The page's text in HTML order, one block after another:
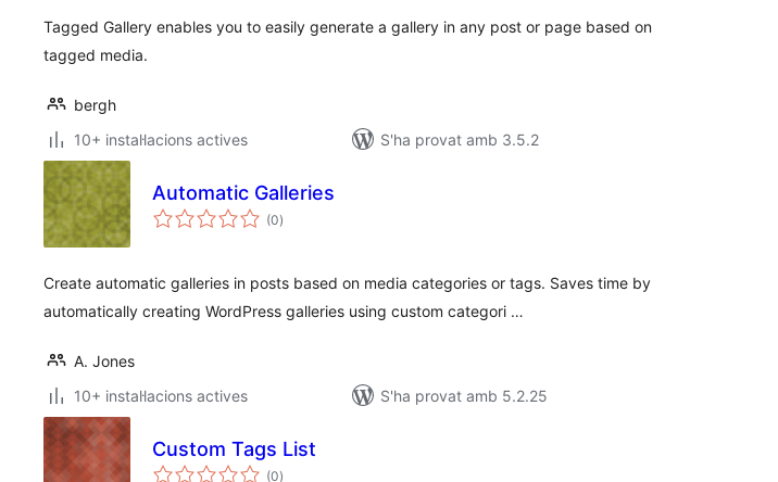
Tagged Gallery enables you to easily generate a gallery in any post or page based on
tagged media.
bergh
10+ instal·lacions actives
S'ha provat amb 3.5.2
Automatic Galleries
(0puntuacions
totals
)
Create automatic galleries in posts based on media categories or tags. Saves time by
automatically creating WordPress galleries using custom categori …
A. Jones
10+ instal·lacions actives
S'ha provat amb 5.2.25
Custom Tags List
(0puntuacions
)